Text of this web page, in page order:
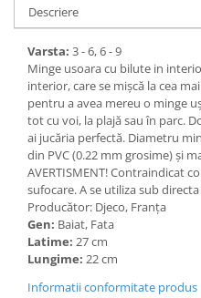
Descriere
Varsta: 3 - 6, 6 - 9
Minge usoara cu bilute in
interior, care se mișcă la cea
pentru a avea mereu o minge
tot cu voi, la plajă sau în parc.
ai jucăria perfectă. Diametru
din PVC (0.22 mm grosime) și
AVERTISMENT! Contraindicat
sufocare. A se utiliza sub
Producător: Djeco, Franța
Gen: Baiat, Fata
Latime: 27 cm
Lungime: 22 cm
Informatii conformitate produs